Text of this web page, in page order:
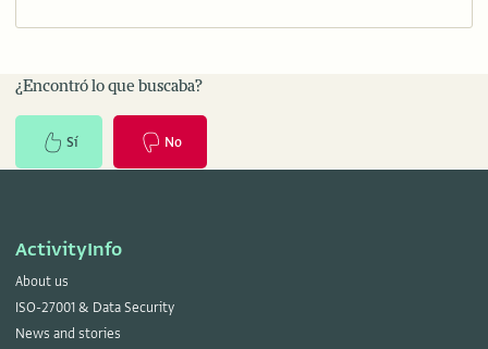
¿Encontró lo que buscaba?
Sí No
ActivityInfo
About us
ISO-27001 & Data Security
News and stories